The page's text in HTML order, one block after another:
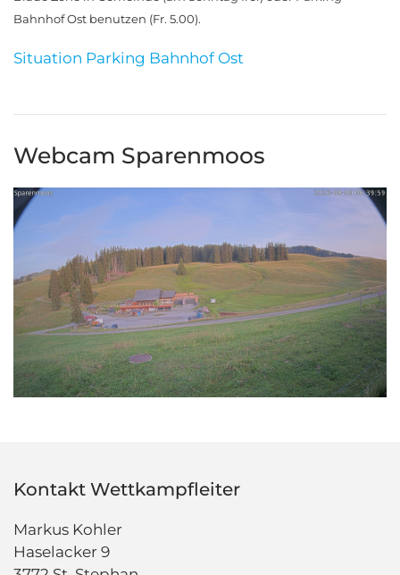
Bahnhof Ost benutzen (Fr. 5.00).
Situation Parking Bahnhof Ost
Webcam Sparenmoos
Kontakt Wettkampfleiter
Markus Kohler
Haselacker 9